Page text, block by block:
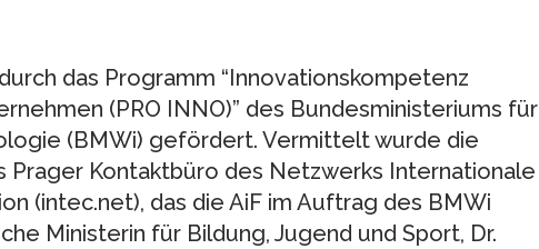
das Programm “Innovationskompetenz
(PRO INNO)” des Bundesministeriums für
(BMWi) gefördert. Vermittelt wurde die
Prager Kontaktbüro des Netzwerks Internationale
(intec.net), das die AiF im Auftrag des BMWi
Ministerin für Bildung, Jugend und Sport, Dr.